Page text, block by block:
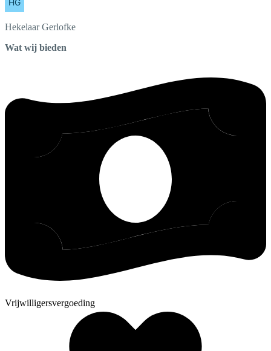
Hekelaar Gerlofke
Wat wij bieden
Vrijwilligersvergoeding